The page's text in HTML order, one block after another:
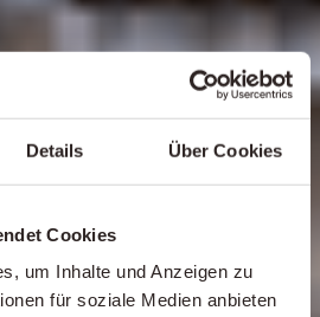
Details Über Cookies
Cookies
um Inhalte und Anzeigen zu
für soziale Medien anbieten